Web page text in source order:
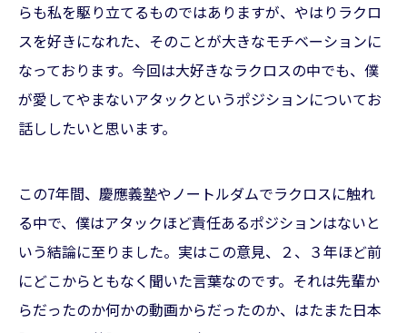
らも私を駆り立てるものではありますが、やはりラクロ
スを好きになれた、そのことが大きなモチベーションに
なっております。今回は大好きなラクロスの中でも、僕
が愛してやまないアタックというポジションについてお
話ししたいと思います。
この7年間、慶應義塾やノートルダムでラクロスに触れ
る中で、僕はアタックほど責任あるポジションはないと
いう結論に至りました。実はこの意見、２、３年ほど前
にどこからともなく聞いた言葉なのです。それは先輩か
らだったのか何かの動画からだったのか、はたまた日本